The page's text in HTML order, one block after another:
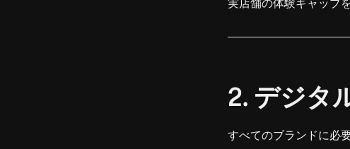
実店舗の体験ギャップ
2. デジタ
すべてのブランドに必